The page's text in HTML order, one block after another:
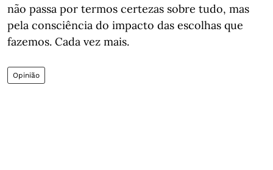
não passa por termos certezas sobre tudo, mas
pela consciência do impacto das escolhas que
fazemos. Cada vez mais.
Opinião